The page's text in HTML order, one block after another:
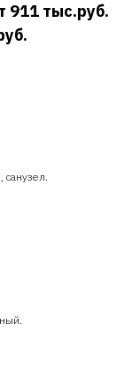
911 тыс.руб.
санузел.